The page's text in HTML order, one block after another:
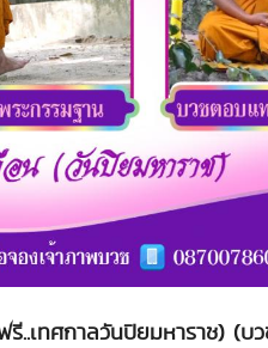
เทศกาลวันปิยมหาราช) (บ